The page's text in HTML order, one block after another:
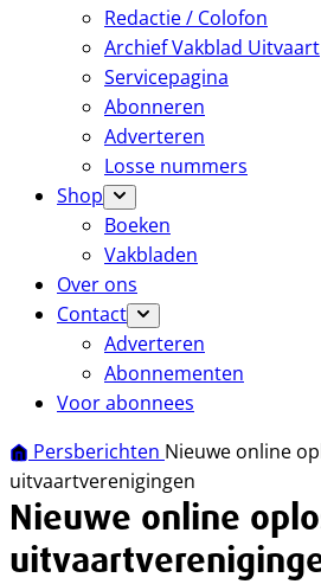
Redactie / Colofon
Archief Vakblad Uitvaart
Servicepagina
Abonneren
Adverteren
Losse nummers
Shop
Boeken
Vakbladen
Over ons
Contact
Adverteren
Abonnementen
Voor abonnees
Persberichten Nieuwe online
uitvaartverenigingen
Nieuwe online